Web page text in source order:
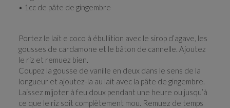
• 1cc de pâte de gingembre
Portez le lait e coco à ébullition avec le sirop d’agave, les
gousses de cardamone et le bâton de cannelle. Ajoutez
le riz et remuez bien.
Coupez la gousse de vanille en deux dans le sens de la
longueur et ajoutez-la au lait avec la pâte de gingembre.
Laissez mijoter à feu doux pendant une heure ou jusqu’à
ce que le riz soit complètement mou. Remuez de temps